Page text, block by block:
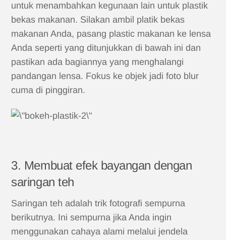
untuk menambahkan kegunaan lain untuk plastik
bekas makanan. Silakan ambil platik bekas
makanan Anda, pasang plastic makanan ke lensa
Anda seperti yang ditunjukkan di bawah ini dan
pastikan ada bagiannya yang menghalangi
pandangan lensa. Fokus ke objek jadi foto blur
cuma di pinggiran.
3. Membuat efek bayangan dengan
saringan teh
Saringan teh adalah trik fotografi sempurna
berikutnya. Ini sempurna jika Anda ingin
menggunakan cahaya alami melalui jendela